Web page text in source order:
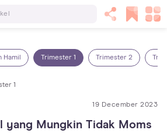
Selanjutnya
Hamil Trimester 1 Trimester 2
1
19 December 2023
yang Mungkin Tidak Moms